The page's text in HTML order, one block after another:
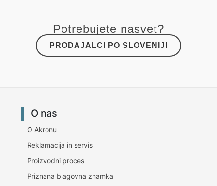
Potrebujete nasvet?
PRODAJALCI PO SLOVENIJI
O nas
O Akronu
Reklamacija in servis
Proizvodni proces
Priznana blagovna znamka